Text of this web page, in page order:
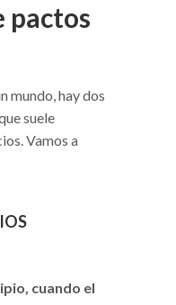
pactos
mundo, hay dos
suele
Vamos a
cuando el